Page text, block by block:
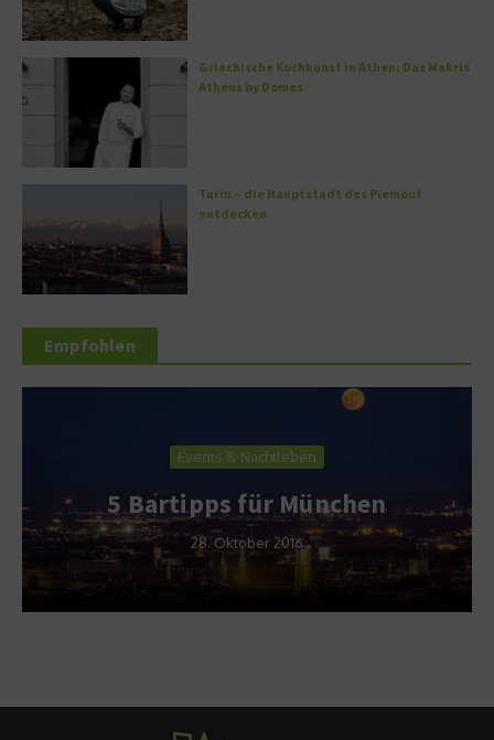
Griechische Kochkunst in Athen: Das Makris
Athens by Domes
Turin – die Hauptstadt des Piemont
entdecken
Empfohlen
Events & Nachtleben
5 Bartipps für München
28. Oktober 2016